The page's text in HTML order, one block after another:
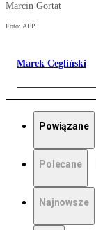
Marcin Gortat
Foto: AFP
Marek Cegliński
Powiązane
Polecane
Najnowsze